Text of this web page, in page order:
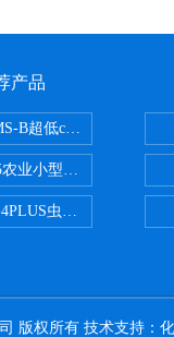
产品
B超低cems烟气监测系
业小型气象站
虫情测报灯
版权所有 技术支持：